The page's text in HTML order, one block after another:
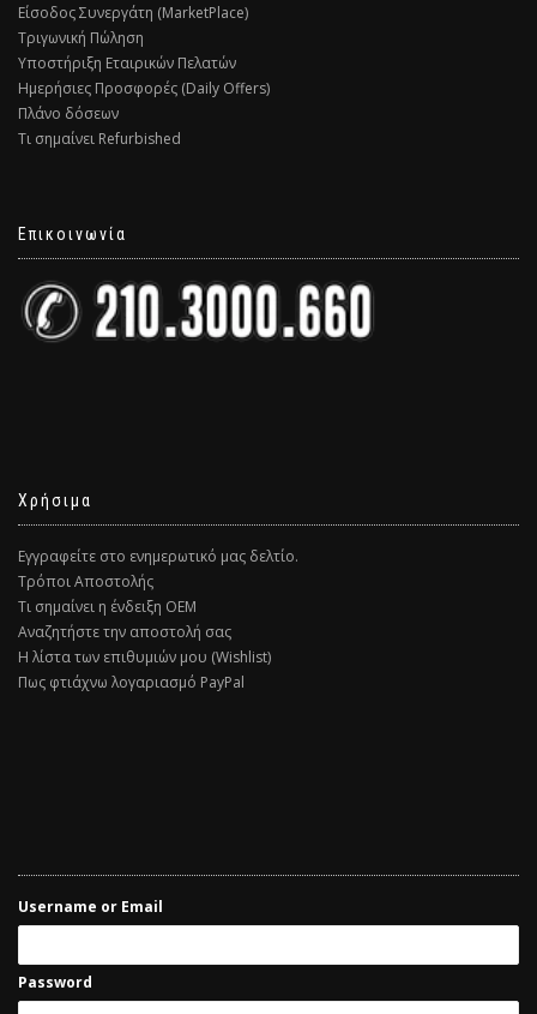
Είσοδος Συνεργάτη (MarketPlace)
Τριγωνική Πώληση
Υποστήριξη Εταιρικών Πελατών
Ημερήσιες Προσφορές (Daily Offers)
Πλάνο δόσεων
Τι σημαίνει Refurbished
Επικοινωνία
Χρήσιμα
Εγγραφείτε στο ενημερωτικό μας δελτίο.
Τρόποι Αποστολής
Τι σημαίνει η ένδειξη ΟΕΜ
Αναζητήστε την αποστολή σας
Η λίστα των επιθυμιών μου (Wishlist)
Πως φτιάχνω λογαριασμό PayPal
Username or Email
Password